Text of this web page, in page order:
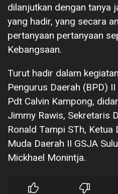
dilanjutkan dengan tanya
yang hadir, yang secara
pertanyaan pertanyaan
Kebangsaan.
Turut hadir dalam
Pengurus Daerah (BPD)
Pdt Calvin Kampong,
Jimmy Rawis, Sekretaris
Ronald Tampi STh, Ketua
Muda Daerah II GSJA
Mickhael Monintja.